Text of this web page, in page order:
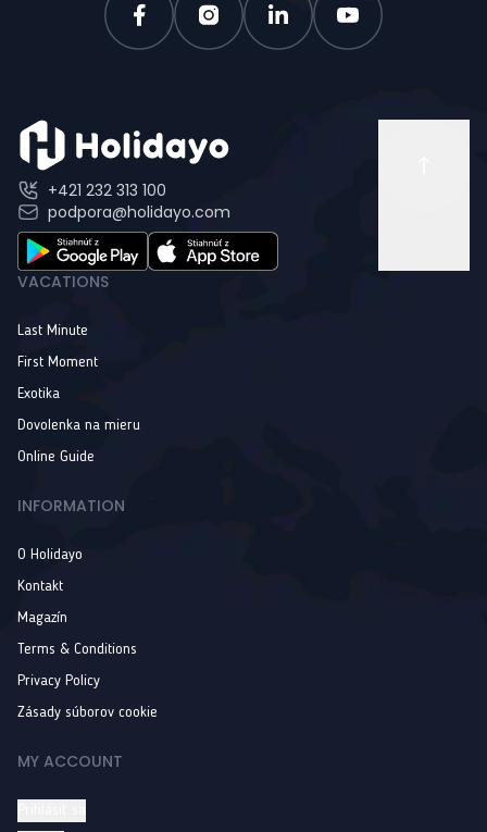
+421 232 313 100
podpora@holidayo.com
VACATIONS
Last Minute
First Moment
Exotika
Dovolenka na mieru
Online Guide
INFORMATION
O Holidayo
Kontakt
Magazín
Terms & Conditions
Privacy Policy
Zásady súborov cookie
MY ACCOUNT